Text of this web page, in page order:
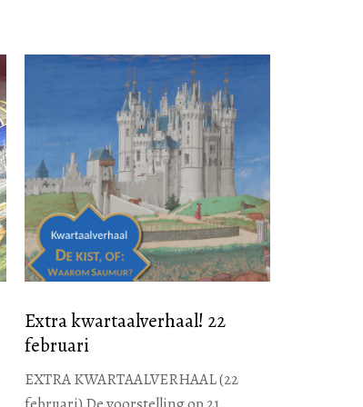
Extra kwartaalverhaal! 22
februari
EXTRA KWARTAALVERHAAL (22